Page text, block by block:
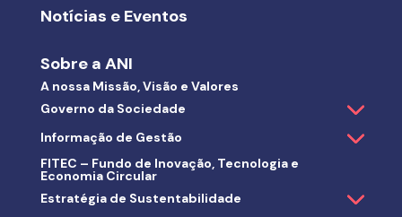
Notícias e Eventos
Sobre a ANI
A nossa Missão, Visão e Valores
Governo da Sociedade
Informação de Gestão
FITEC – Fundo de Inovação, Tecnologia e
Economia Circular
Estratégia de Sustentabilidade